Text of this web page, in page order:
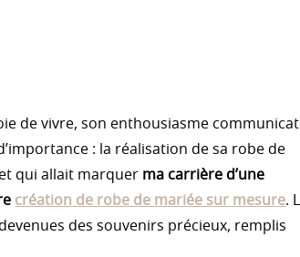
de vivre, son enthousiasme
: la réalisation de sa robe de
qui allait marquer ma carrière d’une
création de robe de mariée sur mesure.
des souvenirs précieux, remplis